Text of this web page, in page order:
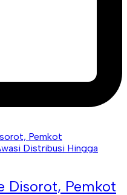
Disorot, Pemkot